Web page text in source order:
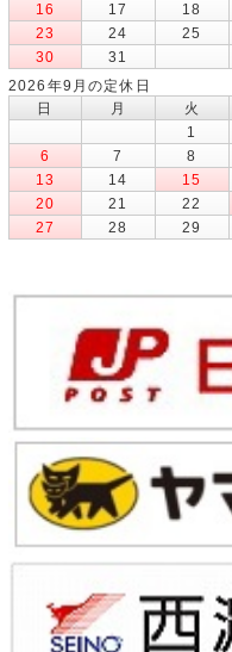
16
17 18
23
24 25
30
31
2026年9月の定休日
日
月 火
1
6
7 8
13
14 15
20
21 22
27
28 29